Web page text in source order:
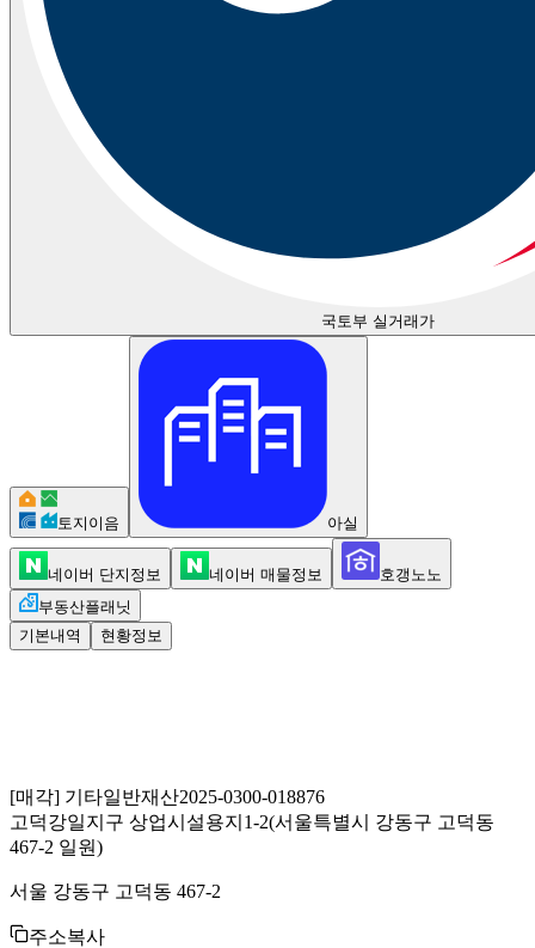
국토부 실거래가
토지이음 아실
네이버 단지정보 네이버 매물정보
호갱노노
부동산플래닛
기본내역
현황정보
[매각] 기타일반재산2025-0300-018876
고덕강일지구 상업시설용지1-2(서울특별시 강동구 고덕동
467-2 일원)
서울 강동구 고덕동 467-2
주소복사